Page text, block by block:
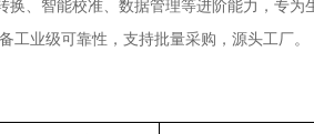
、智能校准、数据管理等进阶能力，专为
业级可靠性，支持批量采购，源头工厂。